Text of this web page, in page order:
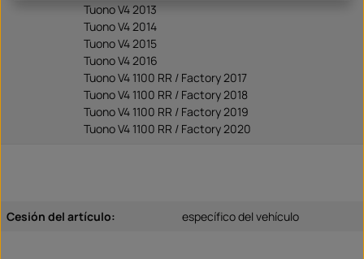
Tuono V4 2013
Tuono V4 2014
Tuono V4 2015
Tuono V4 2016
Tuono V4 1100 RR / Factory 2017
Tuono V4 1100 RR / Factory 2018
Tuono V4 1100 RR / Factory 2019
Tuono V4 1100 RR / Factory 2020
Cesión del artículo: específico del vehículo